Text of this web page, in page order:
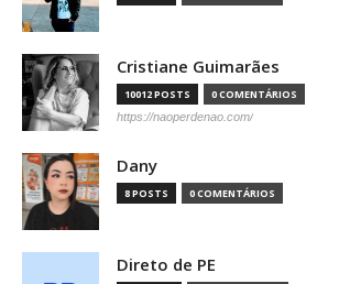
Cristiane Guimarães
10012 POSTS 0 COMENTÁRIOS
https://naoperdenao.com/
Dany
8 POSTS 0 COMENTÁRIOS
Direto de PE